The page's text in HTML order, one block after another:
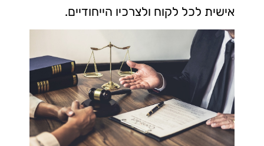
אישית לכל לקוח ולצרכיו הייחודיים.